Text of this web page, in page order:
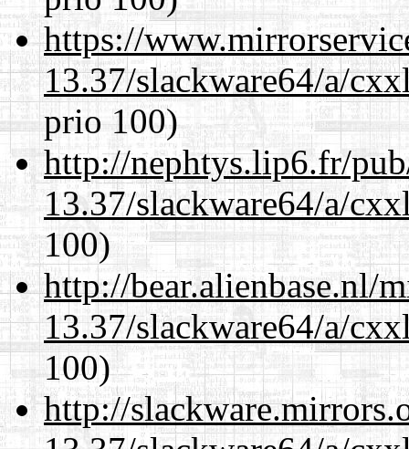
https://
13.37/slackware64/a/
prio 100)
http://nephtys.lip6.fr/
13.37/slackware64/a/
100)
http://bear.alienbase.nl/
13.37/slackware64/a/
100)
http://